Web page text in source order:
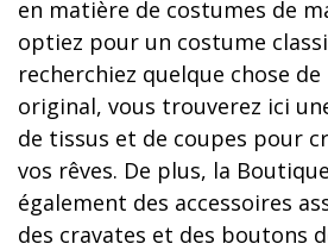
en matière de costumes de
optiez pour un costume
recherchiez quelque chose
original, vous trouverez ici
de tissus et de coupes pour
vos rêves. De plus, la
également des accessoires
des cravates et des boutons